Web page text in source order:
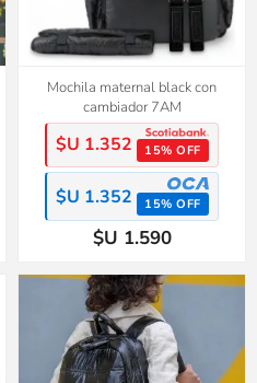
Mochila maternal black con
cambiador 7AM
$U 1.352 15% OFF
$U 1.352 15% OFF
$U 1.590